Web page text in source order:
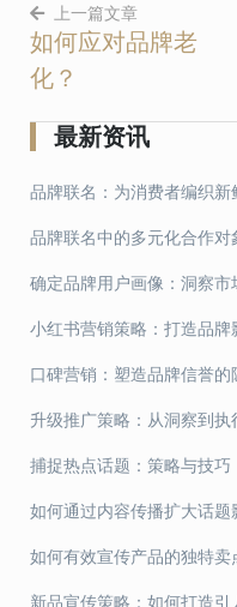
文
章
导
航
上一篇文章
如何应对品牌老
化？
最新资讯
品牌联名：为消费者编织新
品牌联名中的多元化合作对
确定品牌用户画像：洞察市
小红书营销策略：打造品牌
口碑营销：塑造品牌信誉的
升级推广策略：从洞察到
捕捉热点话题：策略与技巧
如何通过内容传播扩大话题
如何有效宣传产品的独特卖
新品宣传策略：如何打造